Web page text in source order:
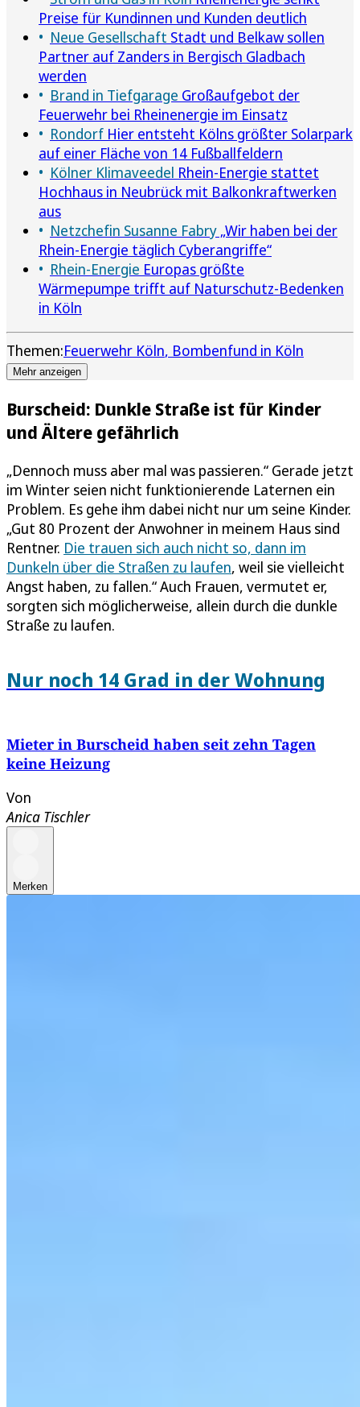
Preise für Kundinnen und Kunden deutlich
Neue Gesellschaft Stadt und Belkaw sollen
Partner auf Zanders in Bergisch Gladbach
werden
Brand in Tiefgarage Großaufgebot der
Feuerwehr bei Rheinenergie im Einsatz
Rondorf Hier entsteht Kölns größter Solarpark
auf einer Fläche von 14 Fußballfeldern
Kölner Klimaveedel Rhein-Energie stattet
Hochhaus in Neubrück mit Balkonkraftwerken
aus
Netzchefin Susanne Fabry „Wir haben bei der
Rhein-Energie täglich Cyberangriffe“
Rhein-Energie Europas größte
Wärmepumpe trifft auf Naturschutz-Bedenken
in Köln
Themen:Feuerwehr Köln Bombenfund in Köln
Mehr anzeigen
Burscheid: Dunkle Straße ist für Kinder
und Ältere gefährlich
„Dennoch muss aber mal was passieren.“ Gerade jetzt
im Winter seien nicht funktionierende Laternen ein
Problem. Es gehe ihm dabei nicht nur um seine Kinder.
„Gut 80 Prozent der Anwohner in meinem Haus sind
Rentner. Die trauen sich auch nicht so, dann im
Dunkeln über die Straßen zu laufen, weil sie vielleicht
Angst haben, zu fallen.“ Auch Frauen, vermutet er,
sorgten sich möglicherweise, allein durch die dunkle
Straße zu laufen.
Nur noch 14 Grad in der Wohnung
Mieter in Burscheid haben seit zehn Tagen
keine Heizung
Von
Anica Tischler
Merken